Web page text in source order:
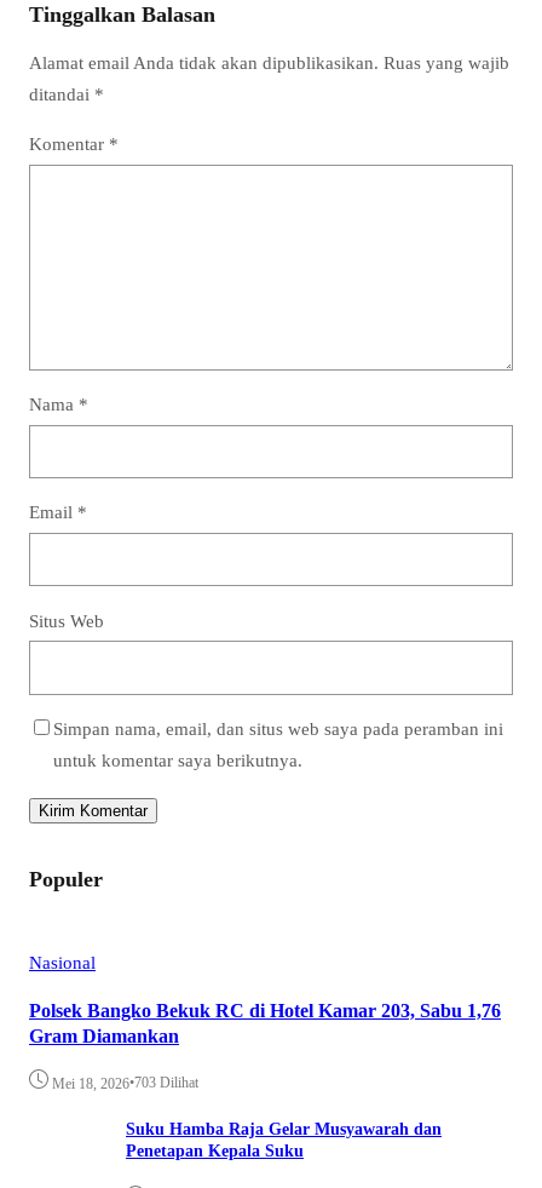
Tinggalkan Balasan
Alamat email Anda tidak akan dipublikasikan. Ruas yang wajib
ditandai *
Komentar *
Nama *
Email *
Situs Web
Simpan nama, email, dan situs web saya pada peramban ini
untuk komentar saya berikutnya.
Populer
Nasional
Polsek Bangko Bekuk RC di Hotel Kamar 203, Sabu 1,76
Gram Diamankan
Mei 18, 2026•703 Dilihat
Suku Hamba Raja Gelar Musyawarah dan
Penetapan Kepala Suku